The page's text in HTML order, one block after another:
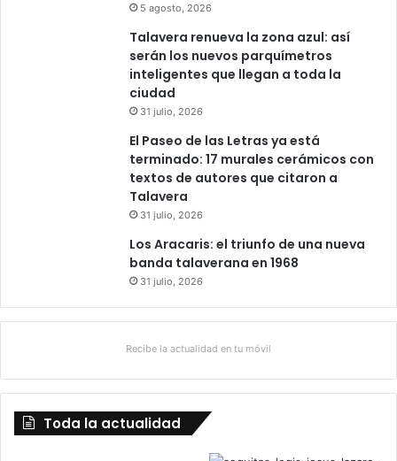
5 agosto, 2026
Talavera renueva la zona azul: así
serán los nuevos parquímetros
inteligentes que llegan a toda la
ciudad
31 julio, 2026
El Paseo de las Letras ya está
terminado: 17 murales cerámicos con
textos de autores que citaron a
Talavera
31 julio, 2026
Los Aracaris: el triunfo de una nueva
banda talaverana en 1968
31 julio, 2026
Recibe la actualidad en tu móvil
Toda la actualidad